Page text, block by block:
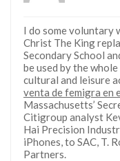
I do some voluntary
Christ The King
Secondary School
be used by the
cultural and leisure
venta de femigra en
Massachusetts’
Citigroup analyst
Hai Precision
iPhones, to SAC, T.
Partners.